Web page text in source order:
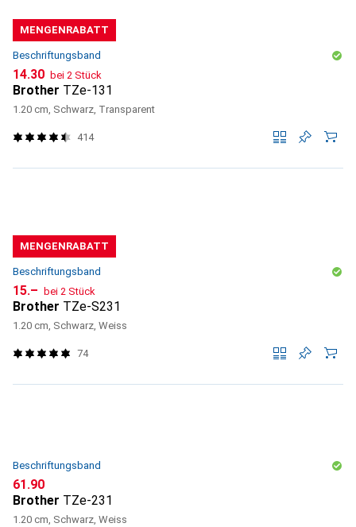
MENGENRABATT
Beschriftungsband
CHF
14.30 bei 2 Stück
Brother TZe-131
1.20 cm, Schwarz, Transparent
414
MENGENRABATT
Beschriftungsband
CHF
15.– bei 2 Stück
Brother TZe-S231
1.20 cm, Schwarz, Weiss
74
Beschriftungsband
CHF
61.90
Brother TZe-231
1.20 cm, Schwarz, Weiss